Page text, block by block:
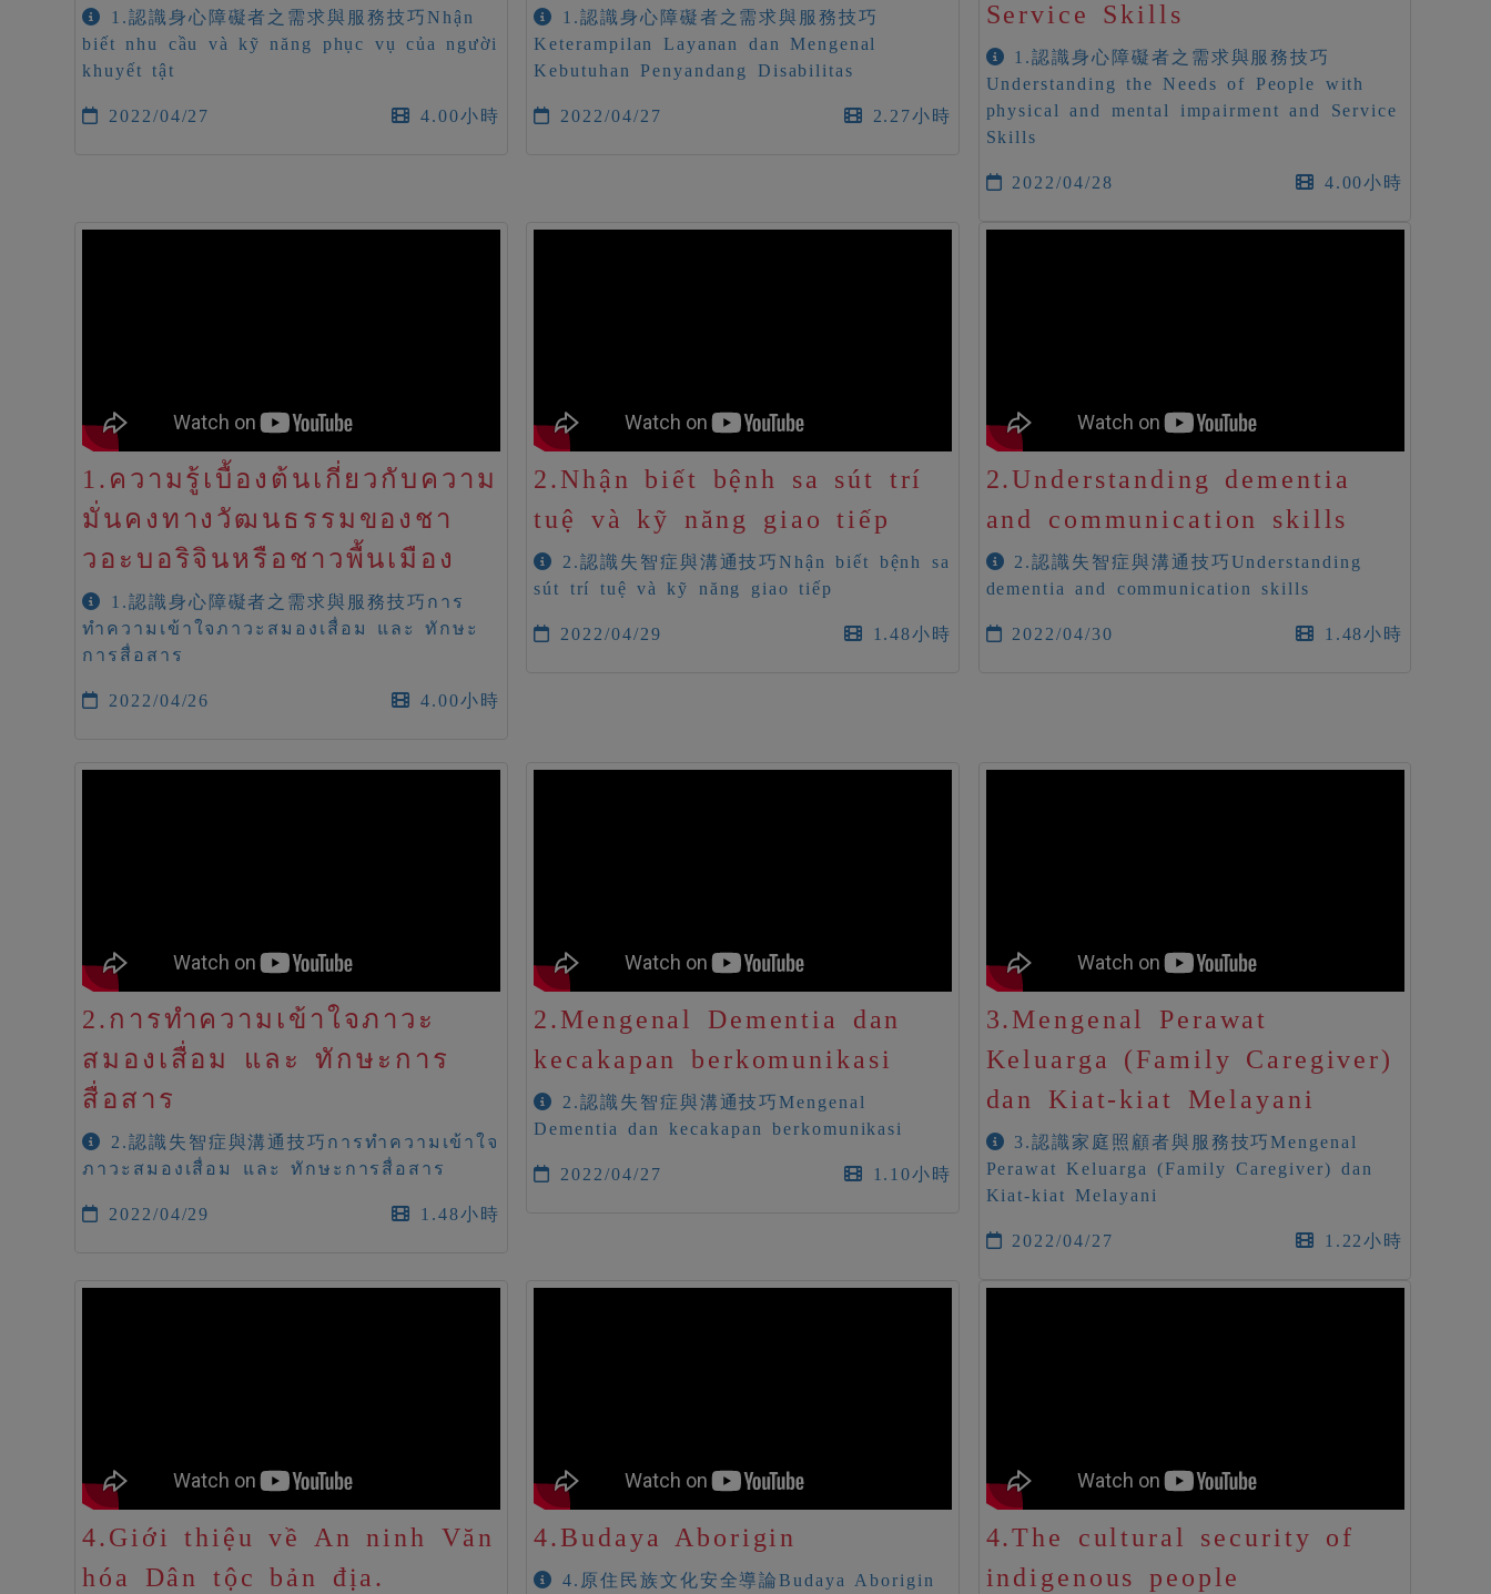
1.認識身心障礙者之需求與服務技巧Nhận
biết nhu cầu và kỹ năng phục vụ của người
khuyết tật
2022/04/27 4.00小時
1.認識身心障礙者之需求與服務技巧
Keterampilan Layanan dan Mengenal
Kebutuhan Penyandang Disabilitas
2022/04/27 2.27小時
Service Skills
1.認識身心障礙者之需求與服務技巧
Understanding the Needs of People with
physical and mental impairment and Service
Skills
2022/04/28 4.00小時
1.ความรู้เบื้องต้นเกี่ยวกับความ
มั่นคงทางวัฒนธรรมของชา
วอะบอริจินหรือชาวพื้นเมือง
1.認識身心障礙者之需求與服務技巧การ
ทำความเข้าใจภาวะสมองเสื่อม และ ทักษะ
การสื่อสาร
2022/04/26 4.00小時
2.Nhận biết bệnh sa sút trí
tuệ và kỹ năng giao tiếp
2.認識失智症與溝通技巧Nhận biết bệnh sa
sút trí tuệ và kỹ năng giao tiếp
2022/04/29 1.48小時
2.Understanding dementia
and communication skills
2.認識失智症與溝通技巧Understanding
dementia and communication skills
2022/04/30 1.48小時
2.การทำความเข้าใจภาวะ
สมองเสื่อม และ ทักษะการ
สื่อสาร
2.認識失智症與溝通技巧การทำความเข้าใจ
ภาวะสมองเสื่อม และ ทักษะการสื่อสาร
2022/04/29 1.48小時
2.Mengenal Dementia dan
kecakapan berkomunikasi
2.認識失智症與溝通技巧Mengenal
Dementia dan kecakapan berkomunikasi
2022/04/27 1.10小時
3.Mengenal Perawat
Keluarga (Family Caregiver)
dan Kiat-kiat Melayani
3.認識家庭照顧者與服務技巧Mengenal
Perawat Keluarga (Family Caregiver) dan
Kiat-kiat Melayani
2022/04/27 1.22小時
4.Giới thiệu về An ninh Văn
hóa Dân tộc bản địa.
4.Budaya Aborigin
4.原住民族文化安全導論Budaya Aborigin
4.The cultural security of
indigenous people